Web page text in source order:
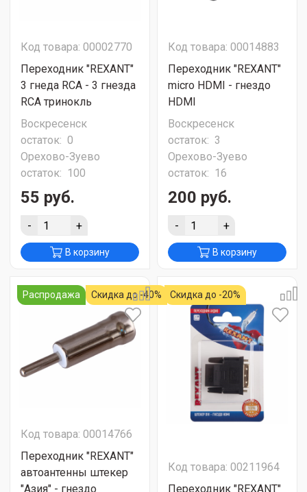
Код товара: 00002770
Переходник "REXANT"
3 гнеда RCA - 3 гнезда
RCA тринокль
Воскресенск
остаток: 0
Орехово-Зуево
остаток: 100
55 руб.
- +
В корзину
Код товара: 00014883
Переходник "REXANT"
micro HDMI - гнездо
HDMI
Воскресенск
остаток: 3
Орехово-Зуево
остаток: 16
200 руб.
- +
В корзину
Распродажа Скидка до -40%
Код товара: 00014766
Переходник "REXANT"
автоантенны штекер
"Азия" - гнездо
Скидка до -20%
Код товара: 00211964
Переходник "REXANT"